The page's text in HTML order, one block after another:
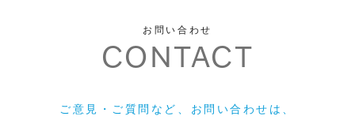
お問い合わせ
CONTACT
ご意見・ご質問など、お問い合わせは、